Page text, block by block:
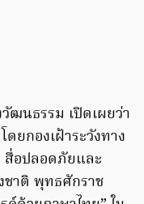
ฒนธรรม เปิดเผยว่า
ยกองเฝ้าระวังทาง
สื่อปลอดภัยและ
ชาติ พุทธศักราช